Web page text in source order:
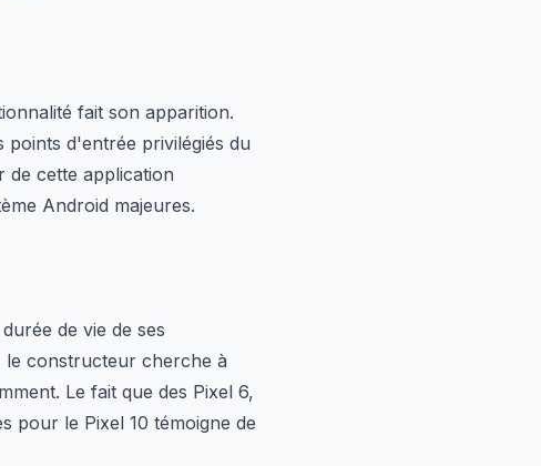
fait son apparition.
d'entrée privilégiés du
de cette application
Android majeures.
de vie de ses
le constructeur cherche à
Le fait que des Pixel 6,
pour le Pixel 10 témoigne de